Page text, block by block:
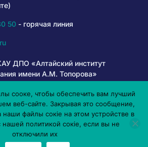
50- горячая линия
ДПО «Алтайский институт
имени А.М. Топорова»
6+
сооке, чтобы обеспечить вам лучший
веб-сайте. Закрывая это сообщение,
наши файлы сокіе на этом устройстве в
нашей политикой сокіе, если вы не
отключили их